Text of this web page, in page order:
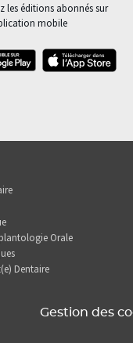
les éditions abonnés sur
mobile
Orale
Dentaire
Gestion des